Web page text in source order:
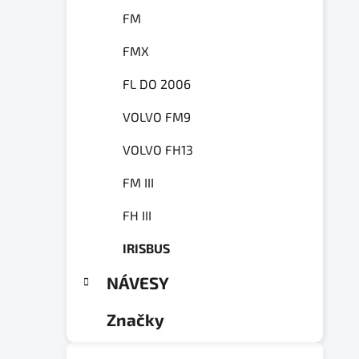
FM
FMX
FL DO 2006
VOLVO FM9
VOLVO FH13
FM III
FH III
IRISBUS
NÁVESY
Značky